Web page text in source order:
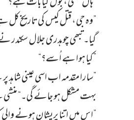
”وہ جی، قتل کیس کی تاریخ کل
گیا۔ تبھی چوہدری جلال سکندر
”کیا ہوا ہے اُسے؟“
”سارا مقدمہ اب اسی عینی
بہت مشکل ہو جائے گی۔“
”اس میں اتنا پریشان ہونے